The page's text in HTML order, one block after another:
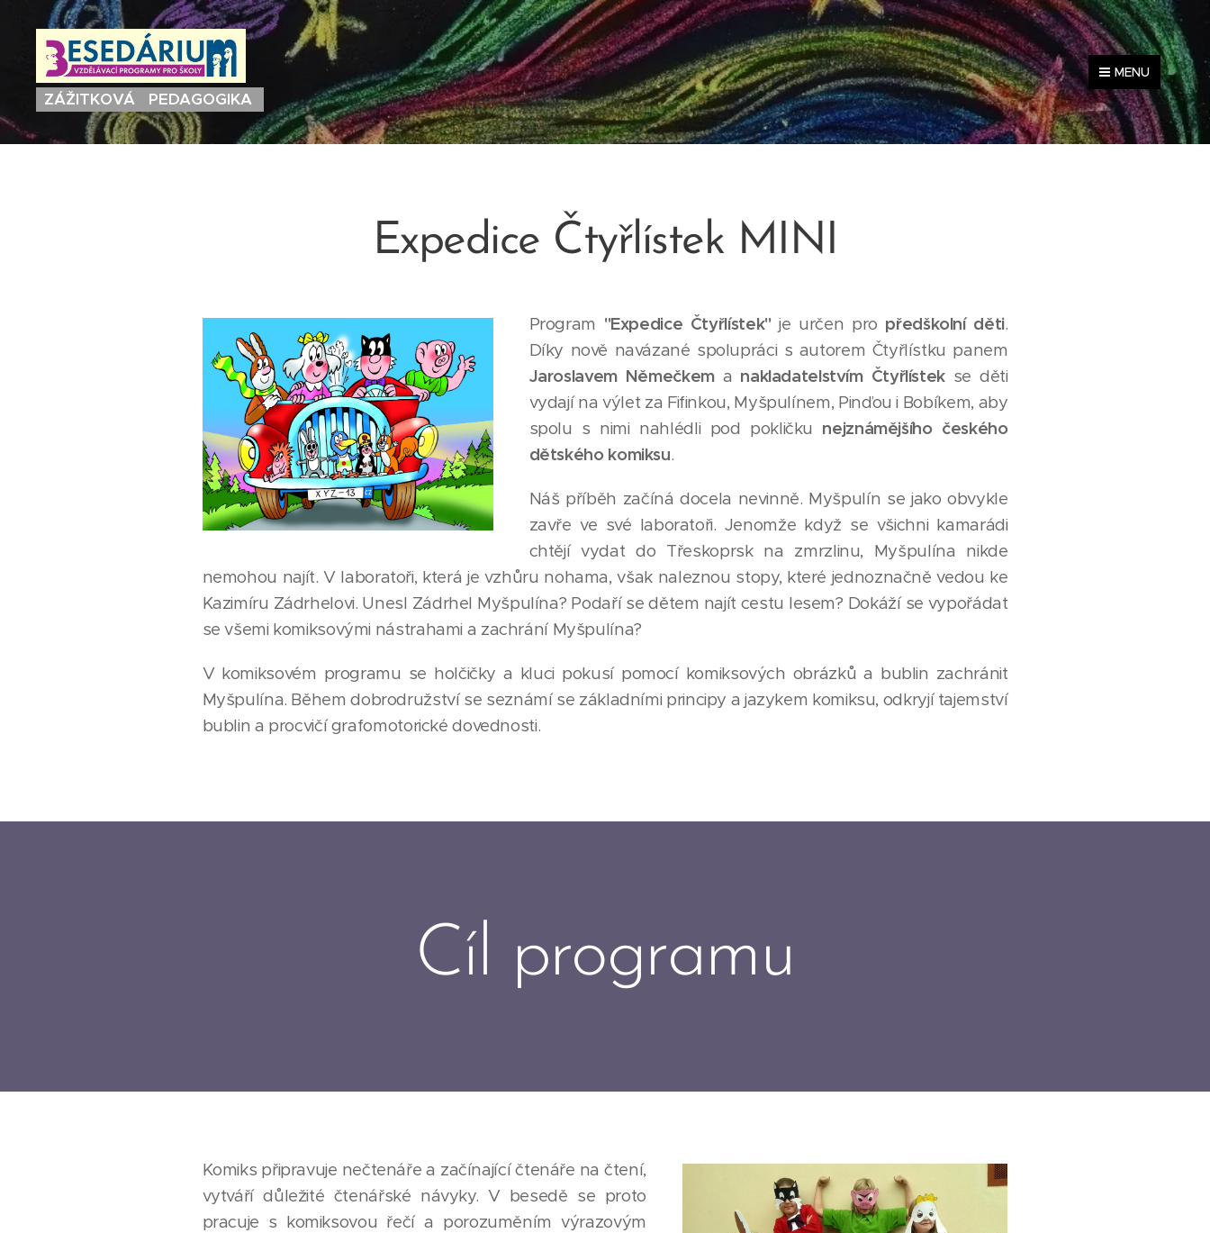
ZÁŽITKOVÁ PEDAGOGIKA
MENU
Expedice Čtyřlístek MINI
Program "Expedice Čtyřlístek"je určen pro předškolní děti.
Díky nově navázané spolupráci s autorem Čtyřlístku panem
Jaroslavem Němečkema nakladatelstvím Čtyřlístek se děti
vydají na výlet za Fifinkou, Myšpulínem, Pinďou i Bobíkem, aby
spolu s nimi nahlédli pod pokličku nejznámějšího českého
dětského komiksu.
Náš příběh začíná docela nevinně. Myšpulín se jako obvykle
zavře ve své laboratoři. Jenomže když se všichni kamarádi
chtějí vydat do Třeskoprsk na zmrzlinu, Myšpulína nikde
nemohou najít. V laboratoři, která je vzhůru nohama, však naleznou stopy, které jednoznačně vedou ke
Kazimíru Zádrhelovi. Unesl Zádrhel Myšpulína? Podaří se dětem najít cestu lesem? Dokáží se vypořádat
se všemi komiksovými nástrahami a zachrání Myšpulína?
V komiksovém programu se holčičky a kluci pokusí pomocí komiksových obrázků a bublin zachránit
Myšpulína. Během dobrodružství se seznámí se základními principy a jazykem komiksu, odkryjí tajemství
bublin a procvičí grafomotorické dovednosti.
Cíl programu
Komiks připravuje nečtenáře a začínající čtenáře na čtení,
vytváří důležité čtenářské návyky. V besedě se proto
pracuje s komiksovou řečí a porozuměním výrazovým